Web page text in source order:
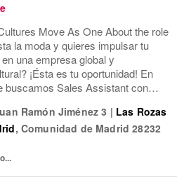
Move As One About the role
la moda y quieres impulsar tu
una empresa global y
¡Ésta es tu oportunidad! En
buscamos Sales Assistant con
de Las Rozas Village.¿Qué
Jornada...
Ramón Jiménez 3 | Las Rozas
, Comunidad de Madrid 28232